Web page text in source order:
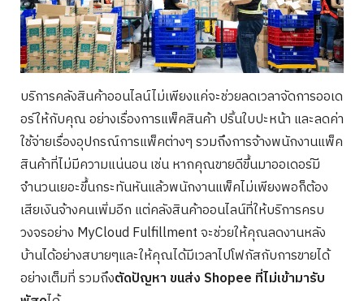
บริการคลังสินค้าออนไลน์ไม่เพียงแค่จะช่วยลดเวลาจัดการออเด
อร์ให้กับคุณ อย่างเรื่องการแพ็คสินค้า ปริ้นใบปะหน้า และลดค่า
ใช้จ่ายเรื่องอุปกรณ์การแพ็คต่างๆ รวมถึงการจ้างพนักงานแพ็ค
สินค้าที่ไม่มีความแน่นอน เช่น หากคุณขายดีขึ้นมาออเดอร์มี
จำนวนเยอะขึ้นกระทันหันแล้วพนักงานแพ็คไม่เพียงพอก็ต้อง
เสียเงินจ้างคนเพิ่มอีก แต่คลังสินค้าออนไลน์ที่ให้บริการครบ
วงจรอย่าง MyCloud Fulfillment จะช่วยให้คุณลดงานหลัง
บ้านได้อย่างสบายๆและให้คุณได้มีเวลาไปโฟกัสกับการขายได้
อย่างเต็มที่ รวมถึงตัดปัญหา ขนส่ง Shopee ที่ไม่เข้ามารับ